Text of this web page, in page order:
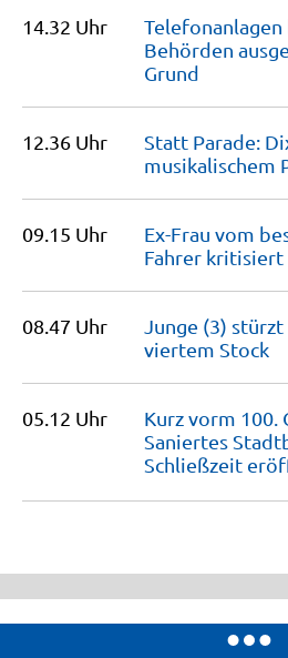
14.32 Uhr
Telefonanlagen
Behörden
Grund
12.36 Uhr
Statt Parade:
musikalischem
09.15 Uhr
Ex-Frau vom
Fahrer kritisiert
08.47 Uhr
Junge (3)
viertem Stock
05.12 Uhr
Kurz vorm 100.
Saniertes
Schließzeit